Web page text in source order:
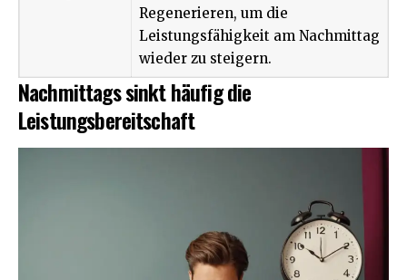
Regenerieren, um die
Leistungsfähigkeit am Nachmittag
wieder zu steigern.
Nachmittags sinkt häufig die
Leistungsbereitschaft